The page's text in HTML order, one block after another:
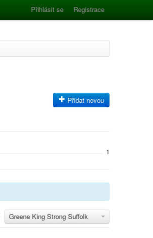
Přihlásit se Registrace
Přidat novou
1
Greene King Strong Suffolk